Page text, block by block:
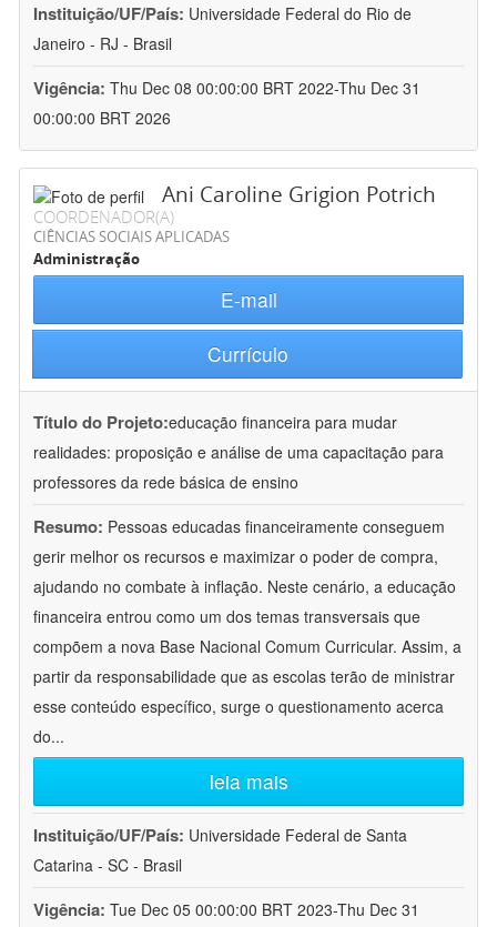
Instituição/UF/País: Universidade Federal do Rio de
Janeiro - RJ - Brasil
Vigência: Thu Dec 08 00:00:00 BRT 2022-Thu Dec 31
00:00:00 BRT 2026
Ani Caroline Grigion Potrich
COORDENADOR(A)
CIÊNCIAS SOCIAIS APLICADAS
Administração
E-mail
Currículo
Título do Projeto:educação financeira para mudar
realidades: proposição e análise de uma capacitação para
professores da rede básica de ensino
Resumo: Pessoas educadas financeiramente conseguem
gerir melhor os recursos e maximizar o poder de compra,
ajudando no combate à inflação. Neste cenário, a educação
financeira entrou como um dos temas transversais que
compõem a nova Base Nacional Comum Curricular. Assim, a
partir da responsabilidade que as escolas terão de ministrar
esse conteúdo específico, surge o questionamento acerca
do...
leia mais
Instituição/UF/País: Universidade Federal de Santa
Catarina - SC - Brasil
Vigência: Tue Dec 05 00:00:00 BRT 2023-Thu Dec 31